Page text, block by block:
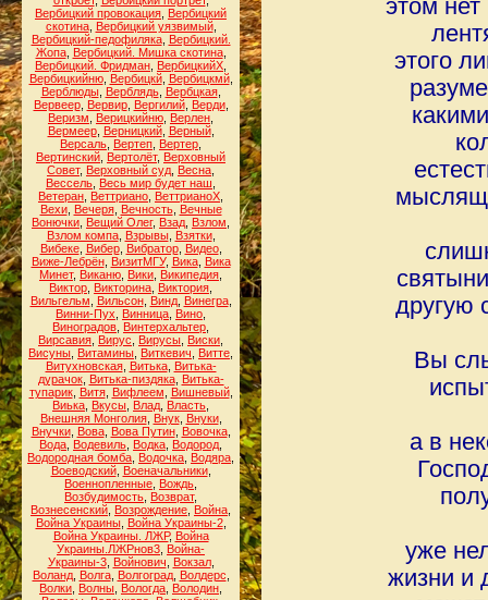
Вербицкий провокация Вербицкий
скотина, Вербицкий уязвимый,
Вербицкий-педофиляка, Вербицкий.
Жопа, Вербицкий. Мишка скотина,
Вербицкий. Фридман ВербицкийХ
Вербицкийню, Вербицкй, Вербицкмй,
Верблюды, Верблядь, Вербцкая,
Вервеер, Вервир, Вергилий, Верди,
Веризм
Верицкийню Верлен
Вермеер, Верницкий, Верный,
Версаль Вертеп Вертер
Вертинский Вертолёт, Верховный
Совет, Верховный суд Весна
Вессель Весь мир будет наш
Ветеран Веттриано ВеттрианоХ
Вехи, Вечеря, Вечность, Вечные
Вонючки Вещий Олег, Взад Взлом
Взлом компа, Взрывы, Взятки,
Вибеке, Вибер, Вибратор, Видео,
Виже-Лебрён, ВизитМГУ, Вика, Вика
Минет, Виканю Вики Википедия
Виктор Викторина Виктория
Вильгельм
Вильсон, Винд, Винегра,
Винни-Пух
Винница Вино
Виноградов Винтерхальтер
Вирсавия Вирус Вирусы Виски
Висуны Витамины Виткевич Витте
Витухновская, Витька, Витька-
дурачок, Витька-пиздяка, Витька-
тупарик, Витя, Вифлеем Вишневый,
Виька Вкусы Влад Власть
Внешняя Монголия, Внук, Внуки,
Внучки, Вова, Вова Путин, Вовочка,
Вода Водевиль Водка Водород
Водородная бомба Водочка Водяра
Воеводский, Военачальники,
Военнопленные Вождь
Возбудимость Возврат,
Вознесенский Возрождение Война
Война Украины, Война Украины-2,
Война Украины. ЛЖР, Война
Украины.ЛЖРнов3 Война-
Украины-3, Войнович Вокзал,
Воланд, Волга, Волгоград, Волдерс
Волки Волны Вологда Володин
этом
этого
другую
Вы
а в
уже
жизни и